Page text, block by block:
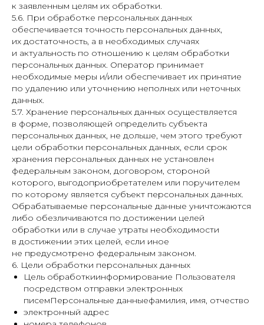
к заявленным целям их обработки.
5.6. При обработке персональных данных
обеспечивается точность персональных данных,
их достаточность, а в необходимых случаях
и актуальность по отношению к целям обработки
персональных данных. Оператор принимает
необходимые меры и/или обеспечивает их принятие
по удалению или уточнению неполных или неточных
данных.
5.7. Хранение персональных данных осуществляется
в форме, позволяющей определить субъекта
персональных данных, не дольше, чем этого требуют
цели обработки персональных данных, если срок
хранения персональных данных не установлен
федеральным законом, договором, стороной
которого, выгодоприобретателем или поручителем
по которому является субъект персональных данных.
Обрабатываемые персональные данные уничтожаются
либо обезличиваются по достижении целей
обработки или в случае утраты необходимости
в достижении этих целей, если иное
не предусмотрено федеральным законом.
6. Цели обработки персональных данных
Цель обработкиинформирование Пользователя
посредством отправки электронных
писемПерсональные данныефамилия, имя, отчество
электронный адрес